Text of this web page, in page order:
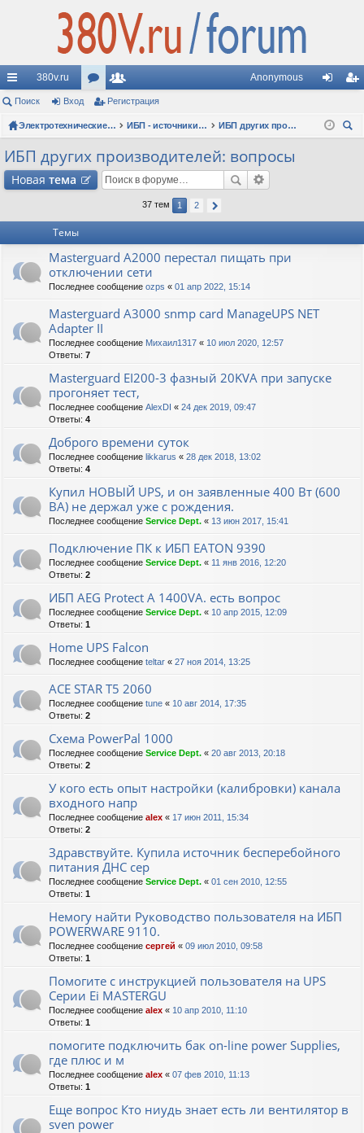
с
ы
лк
380v.ru
ор
ум
ол
ьз
ат
и
Anonymous
д ис
Поиск Вход Регистрация
Электротехнические форумы ИБП - источники бесперебойного питания
ИБП других производителей: вопросы
ИБП других производителей: вопросы
Новая тема
37 тем 1 2
Темы
Masterguard A2000 перестал пищать при
отключении сети
Последнее сообщение ozps « 01 апр 2022, 15:14
Masterguard A3000 snmp card ManageUPS NET
Adapter II
Последнее сообщение Михаил1317 « 10 июл 2020, 12:57
Ответы: 7
Masterguard EI200-3 фазный 20KVA при запуске
прогоняет тест,
Последнее сообщение AlexDI « 24 дек 2019, 09:47
Ответы: 4
Доброго времени суток
Последнее сообщение likkarus « 28 дек 2018, 13:02
Ответы: 4
Купил НОВЫЙ UPS, и он заявленные 400 Вт (600
ВА) не держал уже с рождения.
Последнее сообщение Service Dept. « 13 июн 2017, 15:41
Подключение ПК к ИБП EATON 9390
Последнее сообщение Service Dept. « 11 янв 2016, 12:20
Ответы: 2
ИБП AEG Protect A 1400VA. есть вопрос
Последнее сообщение Service Dept. « 10 апр 2015, 12:09
Ответы: 1
Home UPS Falcon
Последнее сообщение teltar « 27 ноя 2014, 13:25
ACE STAR T5 2060
Последнее сообщение tune « 10 авг 2014, 17:35
Ответы: 2
Схема PowerPal 1000
Последнее сообщение Service Dept. « 20 авг 2013, 20:18
Ответы: 2
У кого есть опыт настройки (калибровки) канала
входного напр
Последнее сообщение alex « 17 июн 2011, 15:34
Ответы: 2
Здравствуйте. Купила источник бесперебойного
питания ДНС сер
Последнее сообщение Service Dept. « 01 сен 2010, 12:55
Ответы: 1
Немогу найти Руководство пользователя на ИБП
POWERWARE 9110.
Последнее сообщение сергей « 09 июл 2010, 09:58
Ответы: 1
Помогите с инструкцией пользователя на UPS
Серии Ei MASTERGU
Последнее сообщение alex « 10 апр 2010, 11:10
Ответы: 1
помогите подключить бак on-line power Supplies,
где плюс и м
Последнее сообщение alex « 07 фев 2010, 11:13
Ответы: 1
Еще вопрос Кто ниудь знает есть ли вентилятор в
sven power